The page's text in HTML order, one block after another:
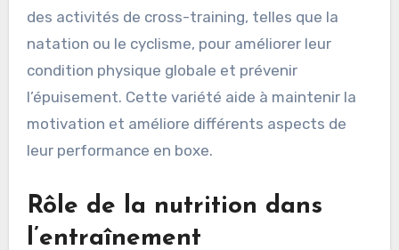
des activités de cross-training, telles que la
natation ou le cyclisme, pour améliorer leur
condition physique globale et prévenir
l’épuisement. Cette variété aide à maintenir la
motivation et améliore différents aspects de
leur performance en boxe.
Rôle de la nutrition dans
l’entraînement